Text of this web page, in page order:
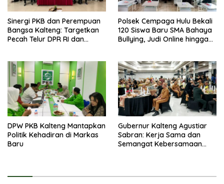
Sinergi PKB dan Perempuan
Bangsa Kalteng: Targetkan
Pecah Telur DPR RI dan
Polsek Cempaga Hulu Bekali
120 Siswa Baru SMA Bahaya
Bullying, Judi Online hingga
DPW PKB Kalteng Mantapkan
Politik Kehadiran di Markas
Baru
Gubernur Kalteng Agustiar
Sabran: Kerja Sama dan
Semangat Kebersamaan